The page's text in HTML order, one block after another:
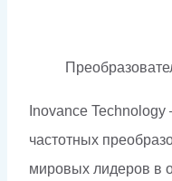
Inovance
частотных
мировых лидеров в